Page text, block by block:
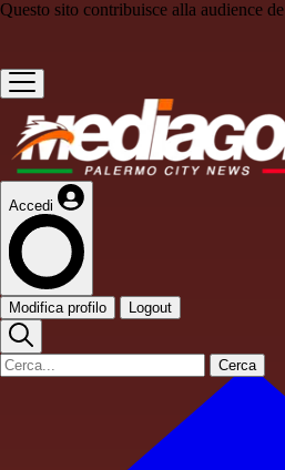
Questo sito contribuisce alla audience de
Accedi
Modifica profilo Logout
Cerca